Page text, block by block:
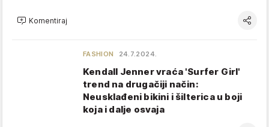
Komentiraj
FASHION 24.7.2024.
Kendall Jenner vraća 'Surfer Girl'
trend na drugačiji način:
Neusklađeni bikini i šilterica u boji
koja i dalje osvaja